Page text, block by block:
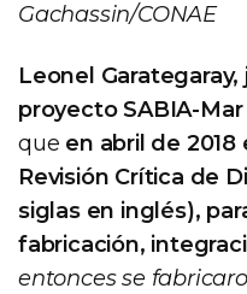
Gachassin/CONAE
Leonel
proyecto SABIA-Mar
que en abril de
Revisión Crítica de
siglas en inglés),
fabricación,
entonces se